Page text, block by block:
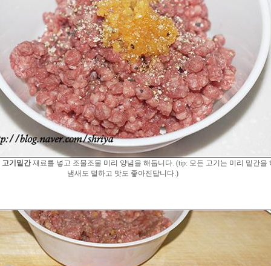
고기밑간재료를 넣고 조물조물 미리 양념을 해둡니다. (tip: 모든 고기는 미리 밑간을
냄새도 덜하고 맛도 좋아진답니다.)